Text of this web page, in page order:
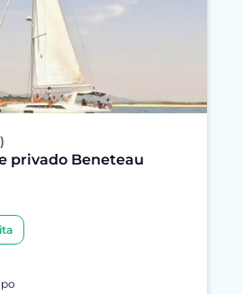
privado Beneteau